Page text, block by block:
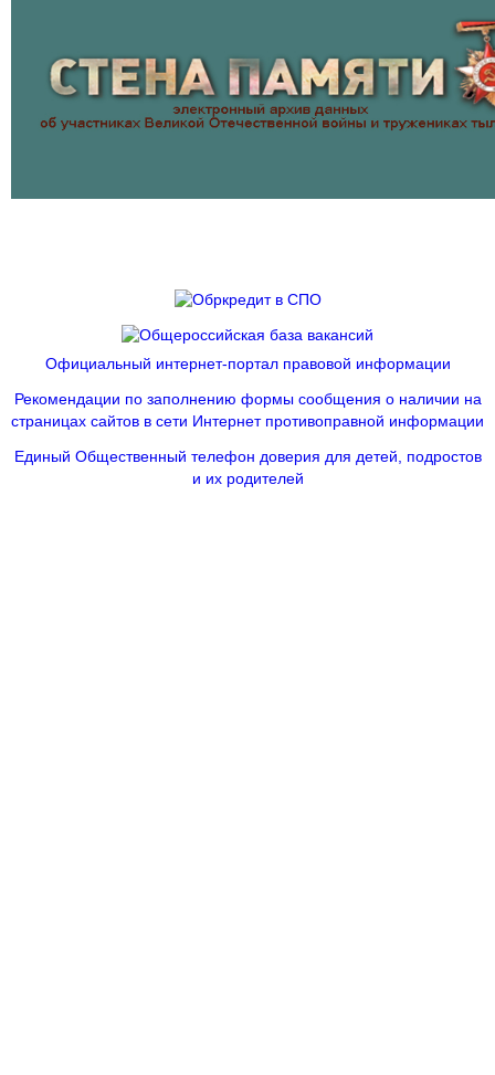
Официальный интернет-портал правовой информации
Рекомендации по заполнению формы сообщения о наличии на
страницах сайтов в сети Интернет противоправной информации
Единый Общественный телефон доверия для детей, подростов
и их родителей